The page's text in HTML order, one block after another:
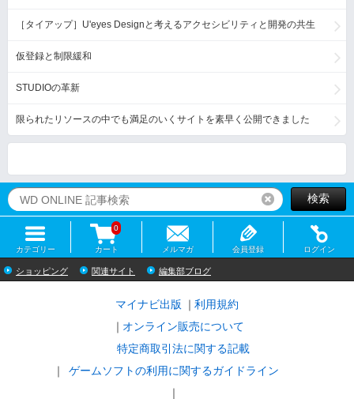
［タイアップ］U'eyes Designと考えるアクセシビリティと開発の共生
仮登録と制限緩和
STUDIOの革新
限られたリソースの中でも満足のいくサイトを素早く公開できました
リセット検索
カテゴリー カート
0
メルマガ 会員登録 ログイン
ショッピング 関連サイト 編集部ブログ
マイナビ出版
利用規約
オンライン販売について
特定商取引法に関する記載
ゲームソフトの利用に関するガイドライン
｜